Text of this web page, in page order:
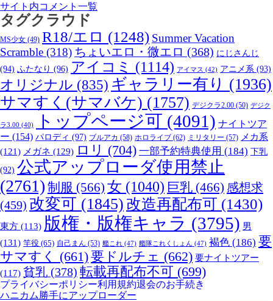
サイト内コメント一覧
タグクラウド
MS少女 (49) R18/エロ (1248) Summer Vacation
Scramble (318) ちょいエロ・微エロ (368) にじさんじ
(94) ふたなり (96) アイコミ (1114) アイマス (42) アニメ系 (93)
オリジナル (835) ギャラリー有り (1936)
サマすく(サマバケ) (1757) デジクラ2.00 (50) デジク
ラ3.00 (40) トップページ可 (4091) ナイトツア
ー (154) パロディ (97) ブルアカ (58) ホロライブ (62) ミリタリー (57) メカ系
(121) メガネ (129) ロリ (704) 一部予約特典使用 (184) 下乳
(92) 公式アップローダ使用禁止
(2761) 制服 (566) 女 (1040) 巨乳 (466) 感想求
(459) 改変可 (1845) 改造再配布可 (1430)
東方 (113) 版権・版権キャラ (3795) 男
(131) 竿役 (65) 自己まん (53) 艦これ (47) 艦隊これくしょん (47) 褐色 (186) 要
サマすく
(661)要ドルチェ (662) 要ナイトツアー
(117) 貧乳 (378) 転載再配布不可 (699)
プライバシーポリシー利用規約退会のお手続き
ハニカム勝手にアップローダー